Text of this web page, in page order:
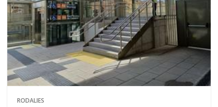
RODALIES